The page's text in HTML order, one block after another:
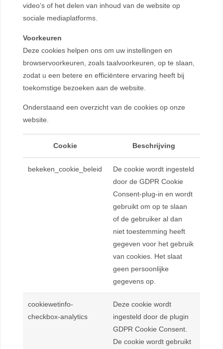
video’s of het delen van inhoud van de website op
sociale mediaplatforms.
Voorkeuren
Deze cookies helpen ons om uw instellingen en
browservoorkeuren, zoals taalvoorkeuren, op te slaan,
zodat u een betere en efficiëntere ervaring heeft bij
toekomstige bezoeken aan de website.
Onderstaand een overzicht van de cookies op onze
website.
Cookie Beschrijving
bekeken_cookie_beleid
De cookie wordt ingesteld
door de GDPR Cookie
Consent-plug-in en wordt
gebruikt om op te slaan
of de gebruiker al dan
niet toestemming heeft
gegeven voor het gebruik
van cookies. Het slaat
geen persoonlijke
gegevens op.
cookiewetinfo-
checkbox-analytics
Deze cookie wordt
ingesteld door de plugin
GDPR Cookie Consent.
De cookie wordt gebruikt